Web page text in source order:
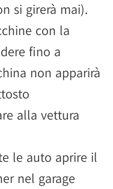
si girerà mai).
con la
fino a
non apparirà
alla vettura
le auto aprire il
nel garage